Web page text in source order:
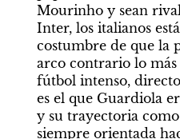
Mourinho y sean
Inter, los italianos
costumbre de que la
arco contrario lo más
fútbol intenso,
es el que Guardiola
y su trayectoria
siempre orientada